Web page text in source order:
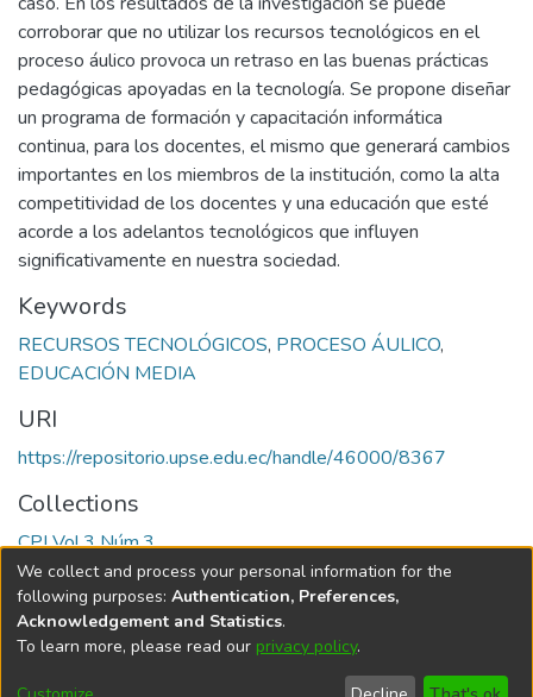
corroborar que no utilizar los recursos tecnológicos en el
proceso áulico provoca un retraso en las buenas prácticas
pedagógicas apoyadas en la tecnología. Se propone diseñar
un programa de formación y capacitación informática
continua, para los docentes, el mismo que generará cambios
importantes en los miembros de la institución, como la alta
competitividad de los docentes y una educación que esté
acorde a los adelantos tecnológicos que influyen
significativamente en nuestra sociedad.
Keywords
RECURSOS TECNOLÓGICOS, PROCESO ÁULICO,
EDUCACIÓN MEDIA
URI
https://repositorio.upse.edu.ec/handle/46000/8367
Collections
CPI Vol.3 Núm.3
Full item page
DSpace softwarecopyright © 2002-2026
Cookie End User Send
We collect and process your personal information for the
following purposes: Authentication, Preferences,
Acknowledgement and Statistics.
To learn more, please read our privacy policy.